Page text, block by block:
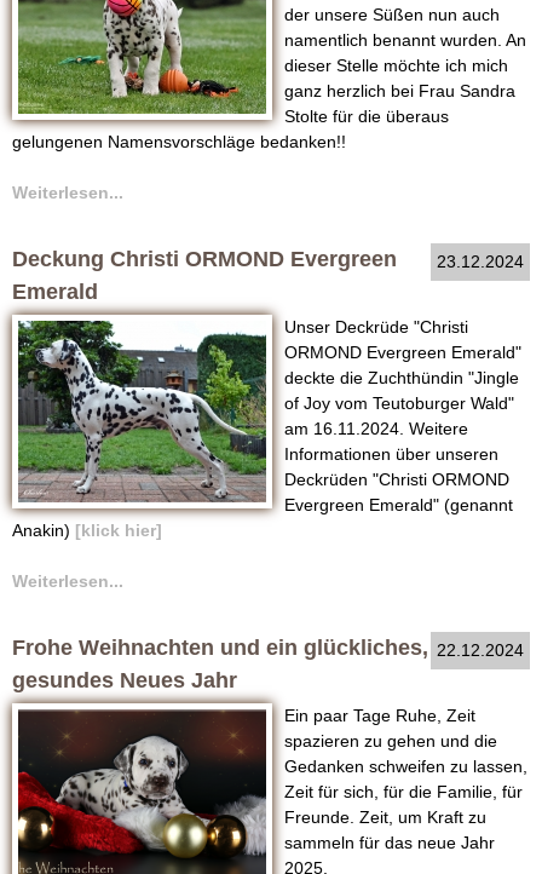
u
c
h
t
der unsere Süßen nun auch
namentlich benannt wurden. An
dieser Stelle möchte ich mich
ganz herzlich bei Frau Sandra
Stolte für die überaus
gelungenen Namensvorschläge bedanken!!
Weiterlesen...
23.12.2024
Deckung Christi ORMOND Evergreen
Emerald
Unser Deckrüde "Christi
ORMOND Evergreen Emerald"
deckte die Zuchthündin "Jingle
of Joy vom Teutoburger Wald"
am 16.11.2024. Weitere
Informationen über unseren
Deckrüden "Christi ORMOND
Evergreen Emerald" (genannt
Anakin) [klick hier]
Weiterlesen...
22.12.2024
Frohe Weihnachten und ein glückliches,
gesundes Neues Jahr
Ein paar Tage Ruhe, Zeit
spazieren zu gehen und die
Gedanken schweifen zu lassen,
Zeit für sich, für die Familie, für
Freunde. Zeit, um Kraft zu
sammeln für das neue Jahr
2025.